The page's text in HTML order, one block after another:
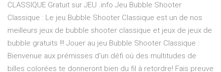
CLASSIQUE Gratuit sur JEU .info Jeu Bubble Shooter
Classique : Le jeu Bubble Shooter Classique est un de nos
meilleurs jeux de bubble shooter classique et jeux de jeux de
bubble gratuits !!! Jouer au jeu Bubble Shooter Classique :
Bienvenue aux prémisses d'un défi où des multitudes de
billes colorées te donneront bien du fil à retordre! Fais preuve